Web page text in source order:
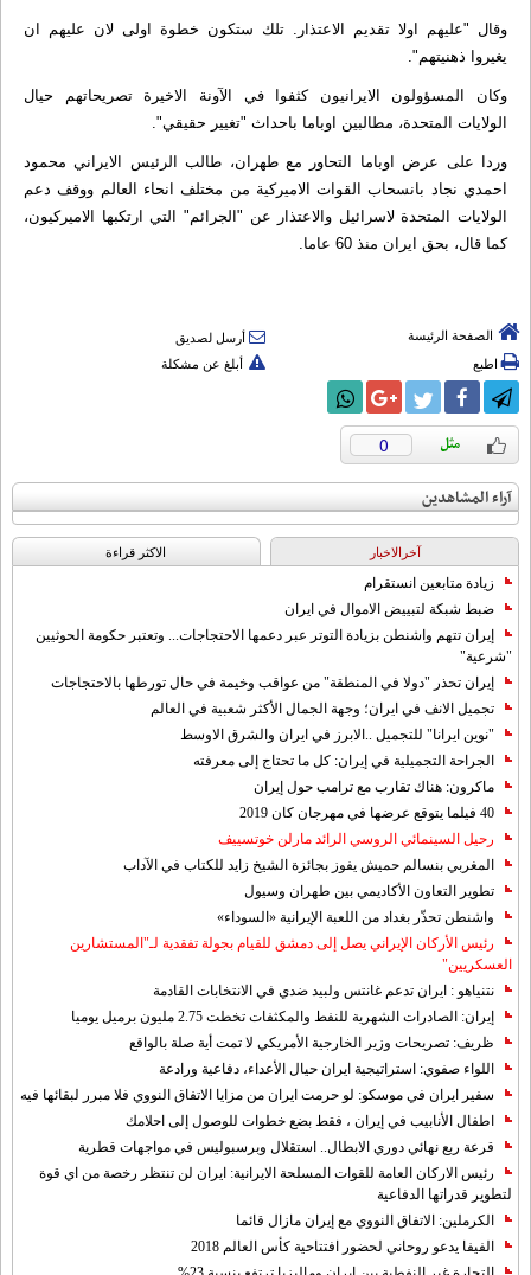
وقال "عليهم اولا تقديم الاعتذار. تلك ستكون خطوة اولى لان عليهم ان
يغيروا ذهنيتهم".
وكان المسؤولون الايرانيون كثفوا في الآونة الاخيرة تصريحاتهم حيال
الولايات المتحدة، مطالبين اوباما باحداث "تغيير حقيقي".
وردا على عرض اوباما التحاور مع طهران، طالب الرئيس الايراني محمود
احمدي نجاد بانسحاب القوات الاميركية من مختلف انحاء العالم ووقف دعم
الولايات المتحدة لاسرائيل والاعتذار عن "الجرائم" التي ارتكبها الاميركيون،
كما قال، بحق ايران منذ 60 عاما.
الصفحة الرئيسة
أرسل لصديق
اطبع
أبلغ عن مشكلة
0
آراء المشاهدين
آخرالاخبار الاکثر قراءة
زيادة متابعين انستقرام
ضبط شبكة لتبييض الاموال في ايران
إيران تتهم واشنطن بزيادة التوتر عبر دعمها الاحتجاجات... وتعتبر حكومة الحوثيين
"شرعية"
إيران تحذر "دولا في المنطقة" من عواقب وخيمة في حال تورطها بالاحتجاجات
تجميل الانف في ايران؛ وجهة الجمال الأكثر شعبية في العالم
"نوين ايرانا" للتجميل ..الابرز في ايران والشرق الاوسط
الجراحة التجميلية في إيران: كل ما تحتاج إلى معرفته
ماكرون: هناك تقارب مع ترامب حول إيران
40 فيلما يتوقع عرضها في مهرجان كان 2019
رحيل السينمائي الروسي الرائد مارلن خوتسييف
المغربي بنسالم حميش يفوز بجائزة الشيخ زايد للكتاب في الآداب
تطوير التعاون الأكاديمي بين طهران وسيول
واشنطن تحذّر بغداد من اللعبة الإيرانية «السوداء»
رئيس الأركان الإيراني يصل إلى دمشق للقيام بجولة تفقدية لـ"المستشارين
العسكريين"
نتنياهو : ايران تدعم غانتس ولبيد ضدي في الانتخابات القادمة
إيران: الصادرات الشهریة للنفط والمكثفات تخطت 2.75 مليون برميل يوميا
ظريف: تصريحات وزير الخارجية الأمريكي لا تمت أية صلة بالواقع
اللواء صفوي: استراتيجية ايران حيال الأعداء، دفاعية ورادعة
سفير ايران في موسكو: لو حرمت ايران من مزايا الاتفاق النووي فلا مبرر لبقائها فيه
اطفال الأنابيب في إيران ، فقط بضع خطوات للوصول إلى احلامك
قرعة ربع نهائي دوري الابطال.. استقلال وبرسبوليس في مواجهات قطرية
رئيس الاركان العامة للقوات المسلحة الايرانية: ايران لن تنتظر رخصة من اي قوة
لتطوير قدراتها الدفاعية
الكرملين: الاتفاق النووي مع إيران مازال قائما
الفيفا يدعو روحاني لحضور افتتاحية كأس العالم 2018